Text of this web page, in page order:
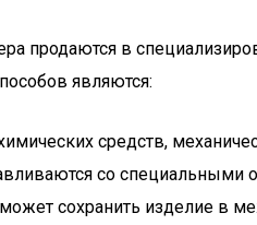
продаются в
являются:
средств,
со специальными
сохранить изделие в